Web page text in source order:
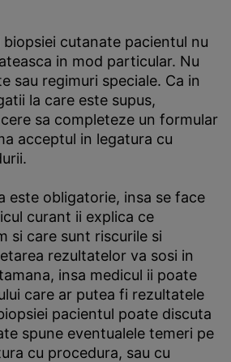
cutanate pacientul nu
in mod particular. Nu
sau regimuri speciale. Ca in
la care este supus,
sa completeze un formular
acceptul in legatura cu
este obligatorie, insa se face
curant ii explica ce
si care sunt riscurile si
rezultatelor va sosi in
insa medicul ii poate
care ar putea fi rezultatele
pacientul poate discuta
spune eventualele temeri pe
cu procedura, sau cu